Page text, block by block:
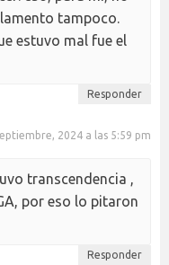
tampoco.
estuvo mal fue el
Responder
2024 a las 5:59 pm
transcendencia ,
por eso lo pitaron
Responder